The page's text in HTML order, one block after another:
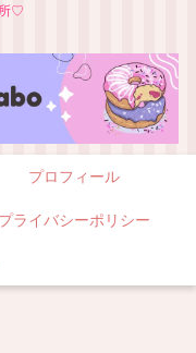
♡
プロフィール
プライバシーポリシー